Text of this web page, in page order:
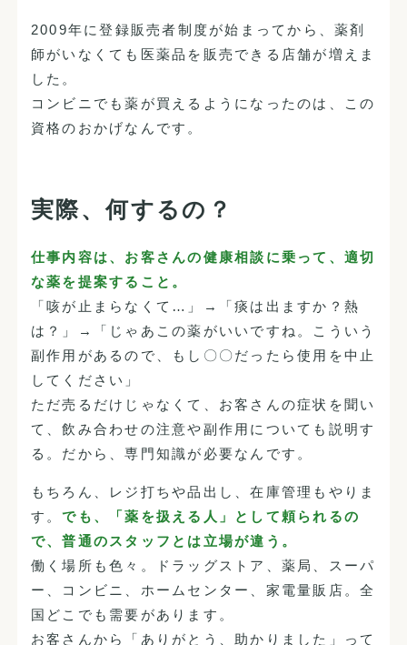
2009年に登録販売者制度が始まってから、薬剤
師がいなくても医薬品を販売できる店舗が増えま
した。
コンビニでも薬が買えるようになったのは、この
資格のおかげなんです。
実際、何するの？
仕事内容は、お客さんの健康相談に乗って、適切
な薬を提案すること。
「咳が止まらなくて…」→「痰は出ますか？熱
は？」→「じゃあこの薬がいいですね。こういう
副作用があるので、もし〇〇だったら使用を中止
してください」
ただ売るだけじゃなくて、お客さんの症状を聞い
て、飲み合わせの注意や副作用についても説明す
る。だから、専門知識が必要なんです。
もちろん、レジ打ちや品出し、在庫管理もやりま
す。でも、「薬を扱える人」として頼られるの
で、普通のスタッフとは立場が違う。
働く場所も色々。ドラッグストア、薬局、スーパ
ー、コンビニ、ホームセンター、家電量販店。全
国どこでも需要があります。
お客さんから「ありがとう、助かりました」って